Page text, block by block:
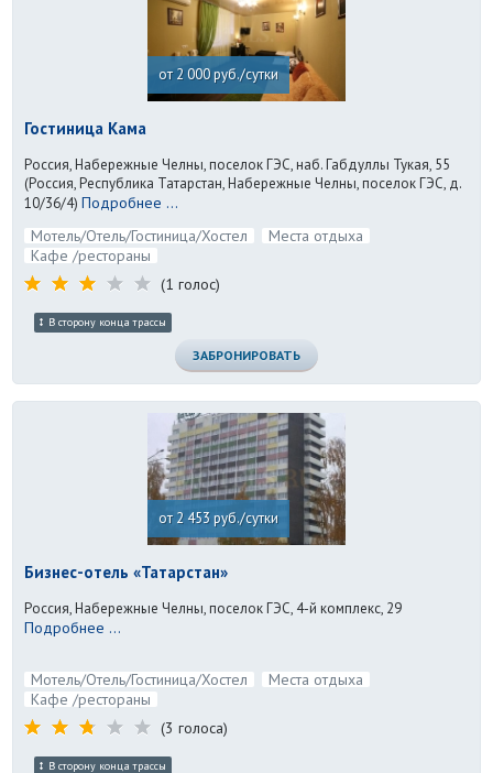
от 2 000 руб./сутки
Гостиница Кама
Россия, Набережные Челны, поселок ГЭС, наб. Габдуллы Тукая, 55
(Россия, Республика Татарстан, Набережные Челны, поселок ГЭС, д.
10/36/4) Подробнее ...
Мотель/Отель/Гостиница/Хостел
Места отдыха
Кафе /рестораны
(1 голос)
В сторону конца трассы
ЗАБРОНИРОВАТЬ
от 2 453 руб./сутки
Бизнес-отель «Татарстан»
Россия, Набережные Челны, поселок ГЭС, 4-й комплекс, 29
Подробнее ...
Мотель/Отель/Гостиница/Хостел
Места отдыха
Кафе /рестораны
(3 голоса)
В сторону конца трассы